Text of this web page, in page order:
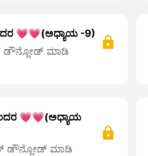
💗💗(ಅಧ್ಯಾಯ -9)
ಡೌನ್ಲೋಡ್ ಮಾಡಿ
💗💗(ಅಧ್ಯಾಯ
ಡೌನ್ಲೋಡ್ ಮಾಡಿ